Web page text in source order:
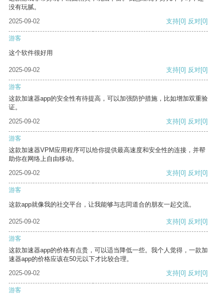
没有玩腻。
2025-09-02
支持[0] 反对[0]
游客
这个软件很好用
2025-09-02 支持[0] 反对[0]
游客
这款加速器app的安全性有待提高，可以加强防护措施，比如增加双重验
证。
2025-09-02
支持[0] 反对[0]
游客
这款加速器VPM应用程序可以给你提供最高速度和安全性的连接，并帮
助你在网络上自由移动。
2025-09-02
支持[0] 反对[0]
游客
这款app就像我的社交平台，让我能够与志同道合的朋友一起交流。
2025-09-02 支持[0] 反对[0]
游客
这款加速器app的价格有点贵，可以适当降低一些。我个人觉得，一款加
速器app的价格应该在50元以下才比较合理。
2025-09-02
支持[0] 反对[0]
游客